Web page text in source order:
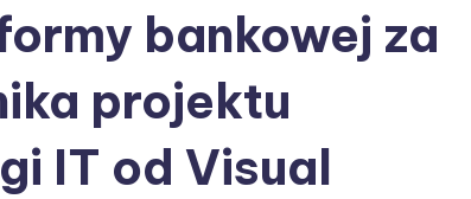
bankowej za
projektu
IT od Visual